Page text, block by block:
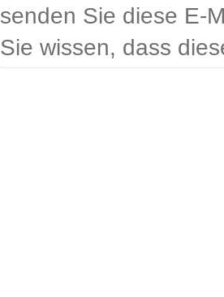
senden Sie diese E-
Sie wissen, dass